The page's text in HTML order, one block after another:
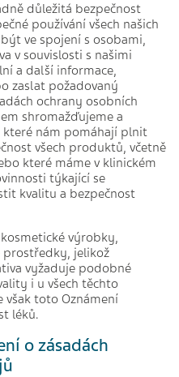
důležitá bezpečnost
používání všech našich
ve spojení s osobami,
v souvislosti s našimi
a další informace,
zaslat požadovaný
ochrany osobních
shromažďujeme a
které nám pomáhají plnit
všech produktů, včetně
které máme v klinickém
týkající se
kvalitu a bezpečnost
výrobky,
jelikož
vyžaduje podobné
i u všech těchto
však toto Oznámení
léků.
o zásadách